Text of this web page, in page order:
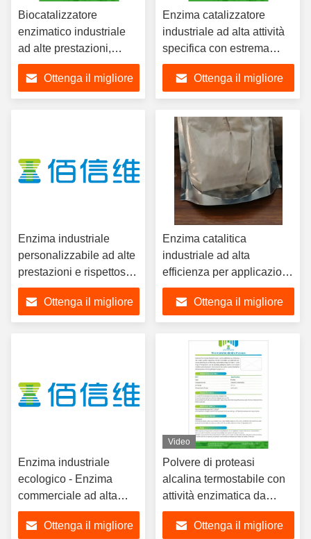
Biocatalizzatore
enzimatico industriale
ad alte prestazioni,
ecologico, con
formulazioni
personalizzabili per
Ottenga il migliore
Enzima catalizzatore
industriale ad alta attività
specifica con estrema
stabilità al pH e alla
temperatura per processi
industriali ecologici
Ottenga il migliore
Enzima industriale
personalizzabile ad alte
prestazioni e rispettoso
dell'ambiente per
soluzioni di
biocatalisatori industriali
Ottenga il migliore
Enzima catalitica
industriale ad alta
efficienza per applicazioni
versatili con stabilità
termicaOttenga il migliore
Enzima industriale
ecologico - Enzima
commerciale ad alta
attività stabile in diverse
condizioni
Ottenga il migliore
Video
Polvere di proteasi
alcalina termostabile con
attività enzimatica da
200.000 a 300.000 U/g per
pH 7,5-11,5 e 30°C-65°C
Ottenga il migliore